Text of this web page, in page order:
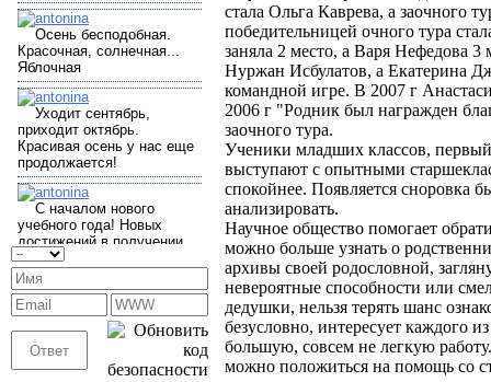
стала Ольга Каврева, а заочного
победительницей очного тура
заняла 2 место, а Варя Нефедова
Нуржан Исбулатов, а Екатерина
командной игре. В 2007 г
2006 г "Родник был награжден
заочного тура.
Ученики младших классов, первый
выступают с опытными
спокойнее. Появляется сноровка
анализировать.
Научное общество помогает
можно больше узнать о
архивы своей родословной,
невероятные способности или
дедушки, нельзя терять шанс
безусловно, интересует каждого
большую, совсем не легкую
можно положиться на помощь со